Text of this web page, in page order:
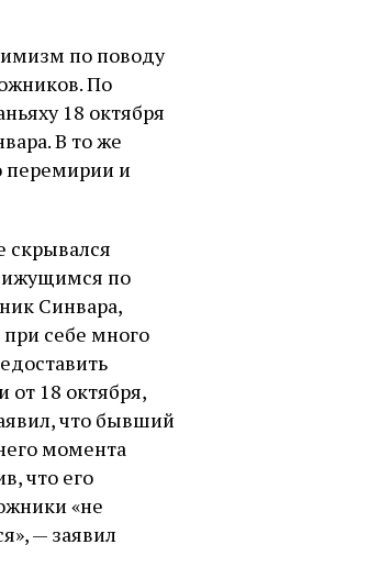
по поводу
По
18 октября
В то же
перемирии и
скрывался
по
Синвара,
себе много
18 октября,
что бывший
момента
что его
«не
— заявил
отказался приходить к Стене в Тиша бе‑Ав,
чтобы не собирать вокруг себя большое
количество хасидов и жителей города и тем
самым не усиливать напряжённость
Ицкович